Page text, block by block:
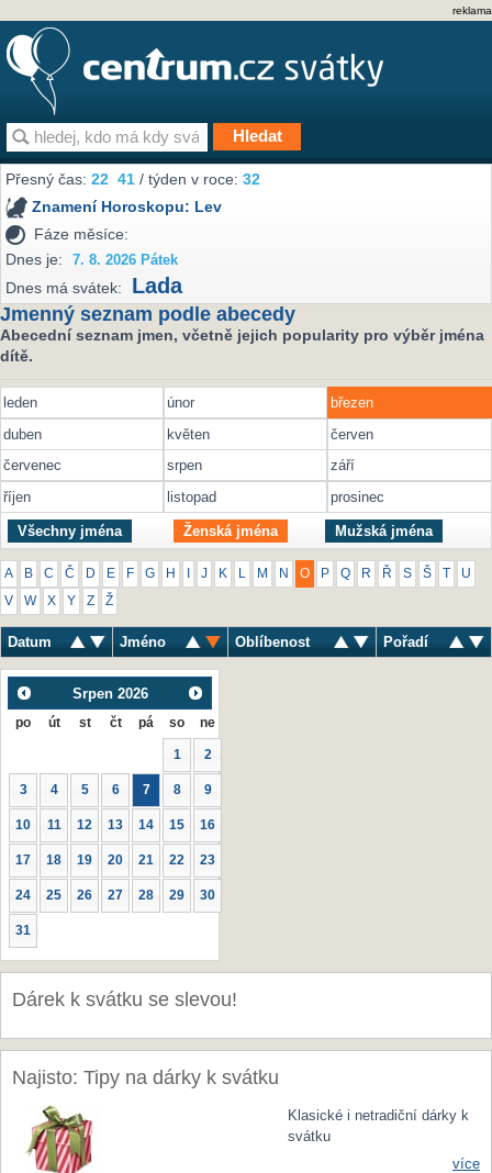
reklama
Přesný čas:22 42 / týden v roce:32
Znamení Horoskopu: Lev
Fáze měsíce:
Dnes je:
7. 8. 2026 Pátek
Dnes má svátek: Lada
Jmenný seznam podle abecedy
Abecední seznam jmen, včetně jejich popularity pro výběr jména
dítě.
leden únor
březen
duben
květen
červen
červenec
srpen
září
říjen
listopad prosinec
Všechny jména Ženská jména Mužská jména
A B C Č D E F G H J K M N O P Q R Ř S Š U
V W X Y Z Ž
Datum Jméno Oblíbenost Pořadí
Srpen 2026
po út st čt pá so ne
1 2
3 4 5 6 7 8 9
10 11 12 13 14 15 16
17 18 19 20 21 22 23
24 25 26 27 28 29 30
31
Dárek k svátku se slevou!
Najisto: Tipy na dárky k svátku
Klasické i netradiční dárky k
svátku
více